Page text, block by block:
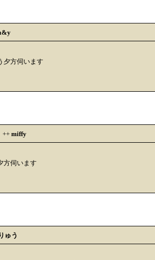
夕方伺います
++ miffy
方伺います
ゅう